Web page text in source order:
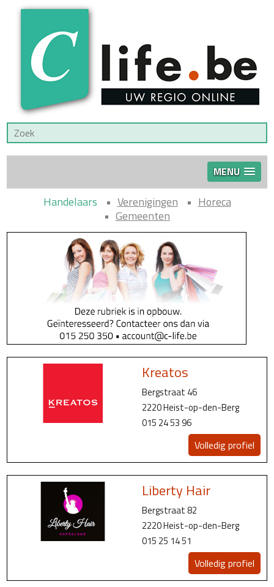
MENU
Handelaars Verenigingen
Horeca
Gemeenten
Kreatos
Bergstraat 46
2220 Heist-op-den-Berg
015 24 53 96
Volledig profiel
Liberty Hair
Bergstraat 82
2220 Heist-op-den-Berg
015 25 14 51
Volledig profiel